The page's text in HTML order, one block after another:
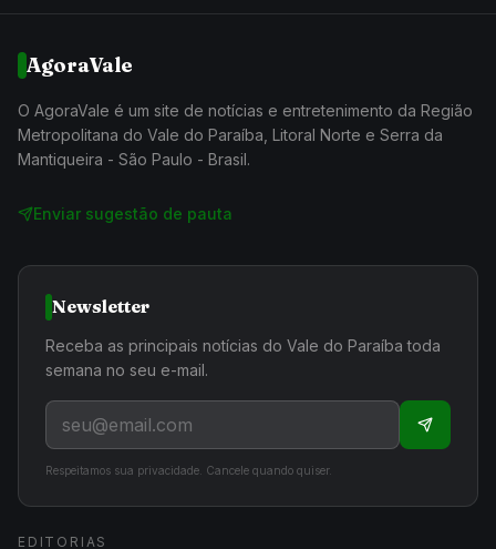
AgoraVale
O AgoraVale é um site de notícias e entretenimento da Região
Metropolitana do Vale do Paraíba, Litoral Norte e Serra da
Mantiqueira - São Paulo - Brasil.
Enviar sugestão de pauta
Newsletter
Receba as principais notícias do Vale do Paraíba toda
semana no seu e-mail.
Respeitamos sua privacidade. Cancele quando quiser.
EDITORIAS